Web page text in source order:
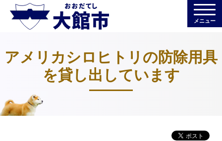
メニュー
アメリカシロヒトリの防除用具
を貸し出しています